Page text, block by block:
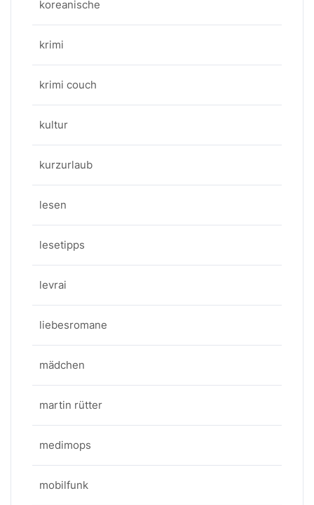
koreanische
krimi
krimi couch
kultur
kurzurlaub
lesen
lesetipps
levrai
liebesromane
mädchen
martin rütter
medimops
mobilfunk